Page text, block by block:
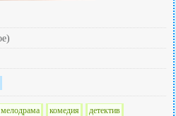
мелодрама комедия детектив